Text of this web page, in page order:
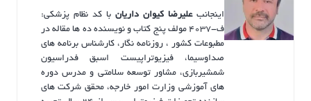
اینجانبعلیرضا کیوان داریان با کد نظام پزشکی:
ف-4037 مولف پنج کتاب و نویسنده ده ها مقاله در
مطبوعات کشور ، روزنامه نگار، کارشناس برنامه های
صداوسیما، فیزیوتراپیست اسبق فدراسیون
شمشیربازی، مشاور توسعه سلامتی و مدرس دوره
های آموزشی وزارت امور خارجه، محقق شرکت های